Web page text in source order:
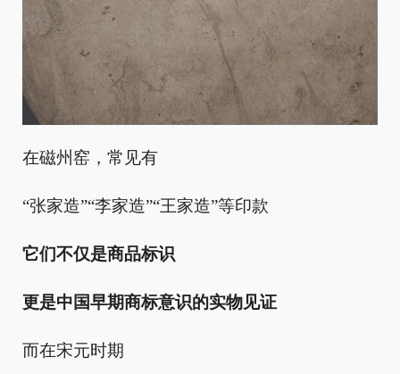
在磁州窑，常见有
“张家造”“李家造”“王家造”等印款
它们不仅是商品标识
更是中国早期商标意识的实物见证
而在宋元时期